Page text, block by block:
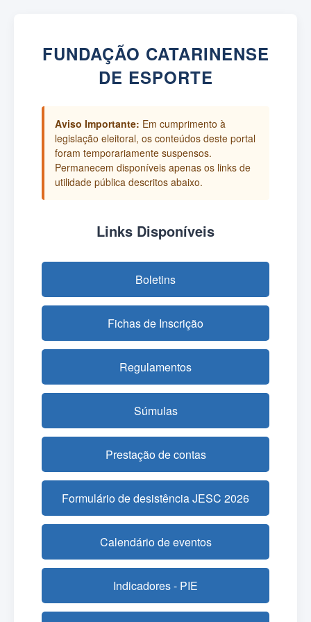
FUNDAÇÃO CATARINENSE
DE ESPORTE
Aviso Importante: Em cumprimento à
legislação eleitoral, os conteúdos deste portal
foram temporariamente suspensos.
Permanecem disponíveis apenas os links de
utilidade pública descritos abaixo.
Links Disponíveis
Boletins
Fichas de Inscrição
Regulamentos
Súmulas
Prestação de contas
Formulário de desistência JESC 2026
Calendário de eventos
Indicadores - PIE